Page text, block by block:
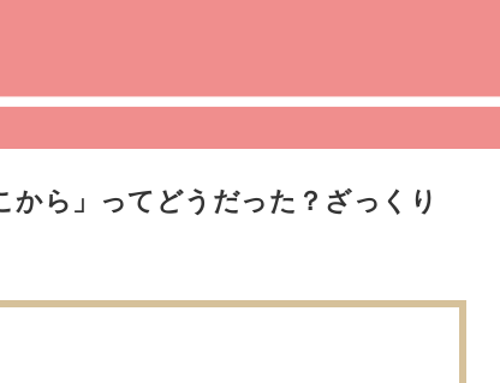
から」ってどうだった？ざっくり